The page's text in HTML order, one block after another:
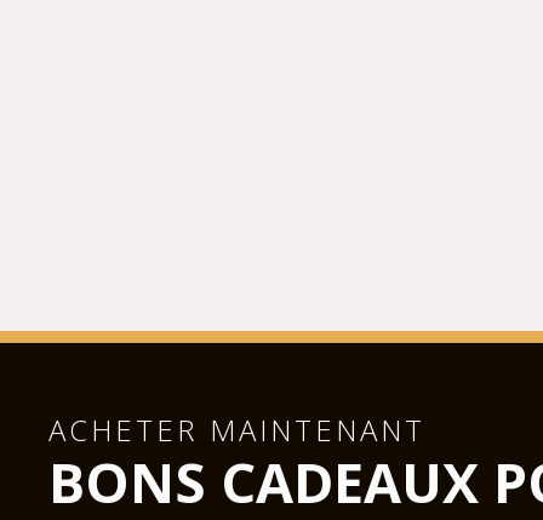
ACHETER MAINTENANT
BONS CADEAUX